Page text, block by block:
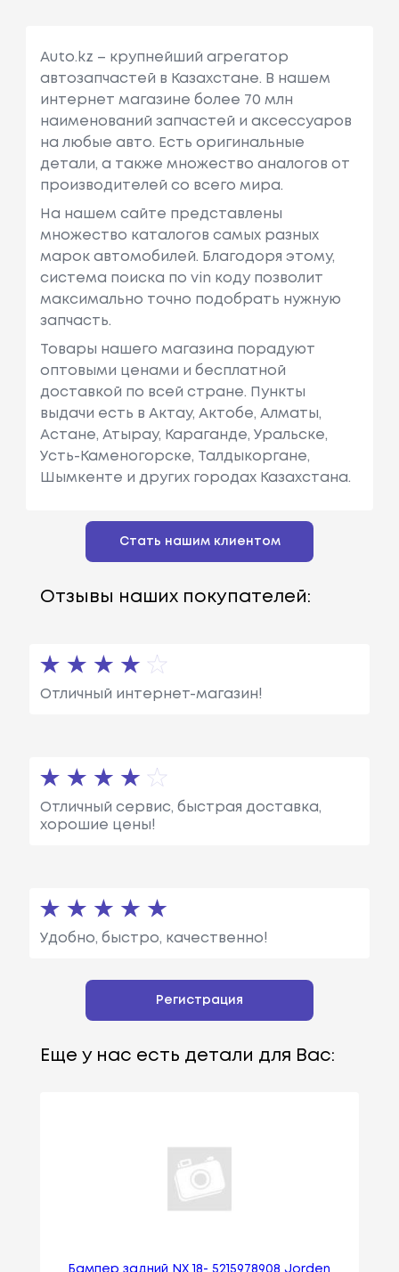
Auto.kz – крупнейший агрегатор
автозапчастей в Казахстане. В нашем
интернет магазине более 70 млн
наименований запчастей и аксессуаров
на любые авто. Есть оригинальные
детали, а также множество аналогов от
производителей со всего мира.
На нашем сайте представлены
множество каталогов самых разных
марок автомобилей. Благодоря этому,
система поиска по vin коду позволит
максимально точно подобрать нужную
запчасть.
Товары нашего магазина порадуют
оптовыми ценами и бесплатной
доставкой по всей стране. Пункты
выдачи есть в Актау, Актобе, Алматы,
Астане, Атырау, Караганде, Уральске,
Усть-Каменогорске, Талдыкоргане,
Шымкенте и других городах Казахстана.
Стать нашим клиентом
Отзывы наших покупателей:
Отличный интернет-магазин!
Отличный сервис, быстрая доставка,
хорошие цены!
Удобно, быстро, качественно!
Регистрация
Еще у нас есть детали для Вас:
Бампер задний NX 18- 5215978908 Jorden